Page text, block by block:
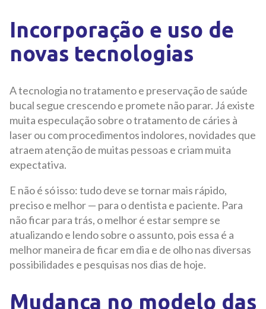
Incorporação e uso de
novas tecnologias
A tecnologia no tratamento e preservação de saúde
bucal segue crescendo e promete não parar. Já existe
muita especulação sobre o tratamento de cáries à
laser ou com procedimentos indolores, novidades que
atraem atenção de muitas pessoas e criam muita
expectativa.
E não é só isso: tudo deve se tornar mais rápido,
preciso e melhor — para o dentista e paciente. Para
não ficar para trás, o melhor é estar sempre se
atualizando e lendo sobre o assunto, pois essa é a
melhor maneira de ficar em dia e de olho nas diversas
possibilidades e pesquisas nos dias de hoje.
Mudança no modelo das